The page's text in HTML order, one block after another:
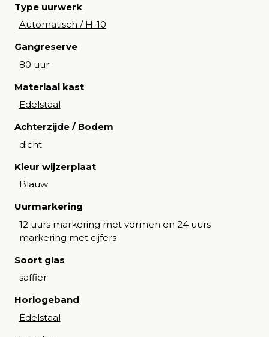
Type uurwerk
Automatisch / H-10
Gangreserve
80 uur
Materiaal kast
Edelstaal
Achterzijde / Bodem
dicht
Kleur wijzerplaat
Blauw
Uurmarkering
12 uurs markering met vormen en 24 uurs
markering met cijfers
Soort glas
saffier
Horlogeband
Edelstaal